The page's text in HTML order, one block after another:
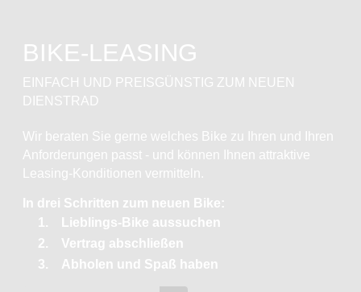
BIKE-LEASING
EINFACH UND PREISGÜNSTIG ZUM NEUEN
DIENSTRAD
Wir beraten Sie gerne welches Bike zu Ihren und Ihren
Anforderungen passt - und können Ihnen attraktive
Leasing-Konditionen vermitteln.
In drei Schritten zum neuen Bike:
Lieblings-Bike aussuchen
Vertrag abschließen
Abholen und Spaß haben